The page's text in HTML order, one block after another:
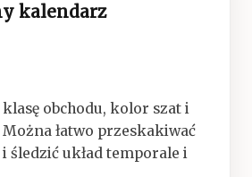
kalendarz
obchodu, kolor szat i
łatwo przeskakiwać
śledzić układ temporale i